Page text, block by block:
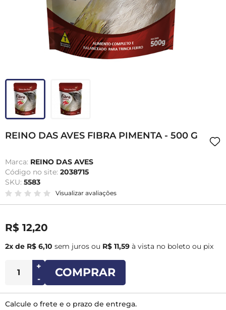
REINO DAS AVES FIBRA PIMENTA - 500 G
Marca: REINO DAS AVES
Código no site: 2038715
SKU: 5583
Visualizar avaliações
R$ 12,20
2x de R$ 6,10 sem juros ou R$ 11,59 à vista no boleto ou pix
+
-
COMPRAR
Calcule o frete e o prazo de entrega.